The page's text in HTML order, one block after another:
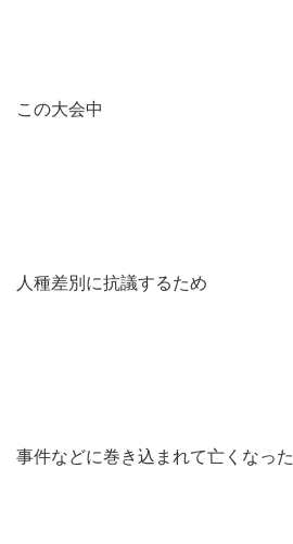
この大会中
人種差別に抗議するため
事件などに巻き込まれて亡くなった